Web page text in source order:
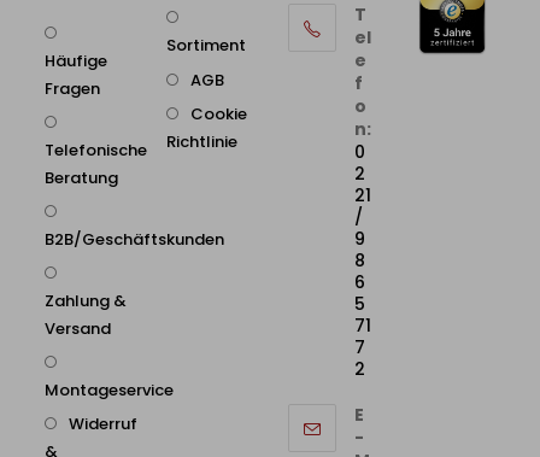
Häufige
Fragen
Telefonische
Beratung
B2B/Geschäftskunden
Zahlung &
Versand
Montageservice
Widerruf
&
Sortiment
AGB
Cookie
Richtlinie
T
el
e
f
o
n:
0
2
21
/
9
8
6
5
71
7
2
E
-